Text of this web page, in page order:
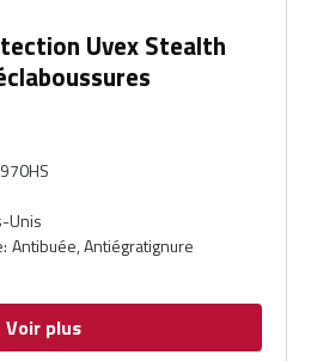
Uvex Stealth
Unis
: Antibuée, Antiégratignure
Voir plus